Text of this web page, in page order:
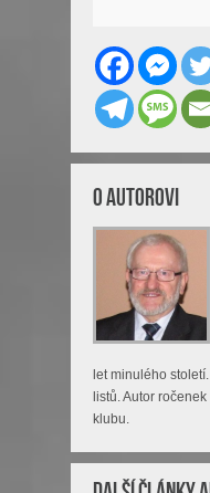
O Autorovi
let minulého
listů. Autor
klubu.